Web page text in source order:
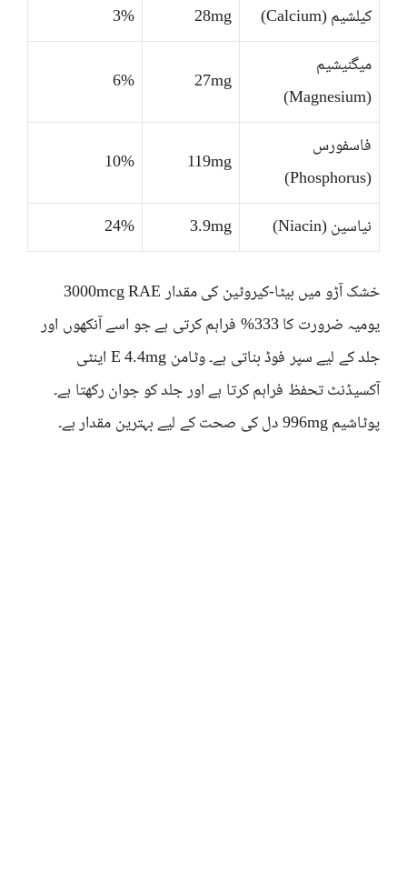
کیلشیم (Calcium) 28mg
3%
میگنیشیم
(Magnesium)
27mg
6%
فاسفورس
(Phosphorus)
119mg
10%
نیاسین (Niacin) 3.9mg
24%
خشک آڑو میں بیٹا-کیروٹین کی مقدار 3000mcg RAE
یومیہ ضرورت کا 333% فراہم کرتی ہے جو اسے آنکھوں اور
جلد کے لیے سپر فوڈ بناتی ہے۔ وٹامن E 4.4mg اینٹی
آکسیڈنٹ تحفظ فراہم کرتا ہے اور جلد کو جوان رکھتا ہے۔
پوٹاشیم 996mg دل کی صحت کے لیے بہترین مقدار ہے۔